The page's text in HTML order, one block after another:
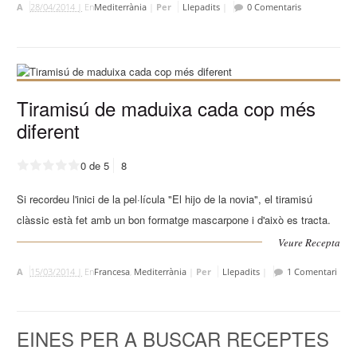
A 28/04/2014 | EnMediterrània Per Llepadits 0 Comentaris
Tiramisú de maduixa cada cop més
diferent
0 de 5 8
Si recordeu l'inici de la pel·lícula "El hijo de la novia", el tiramisú
clàssic està fet amb un bon formatge mascarpone i d'això es tracta.
Veure Recepta
A 15/03/2014 | EnFrancesa Mediterrània Per Llepadits 1 Comentari
EINES PER A BUSCAR RECEPTES